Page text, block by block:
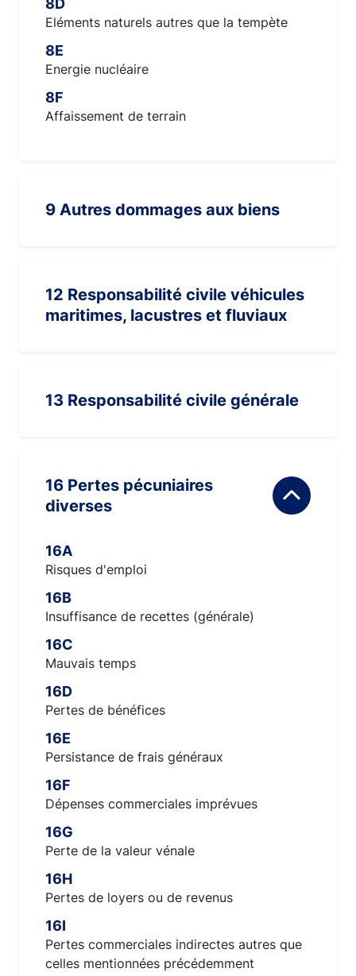
8D
Eléments naturels autres que la tempète
8E
Energie nucléaire
8F
Affaissement de terrain
9 Autres dommages aux biens
12 Responsabilité civile véhicules
maritimes, lacustres et fluviaux
13 Responsabilité civile générale
16 Pertes pécuniaires
diverses
16A
Risques d'emploi
16B
Insuffisance de recettes (générale)
16C
Mauvais temps
16D
Pertes de bénéfices
16E
Persistance de frais généraux
16F
Dépenses commerciales imprévues
16G
Perte de la valeur vénale
16H
Pertes de loyers ou de revenus
16I
Pertes commerciales indirectes autres que
celles mentionnées précédemment